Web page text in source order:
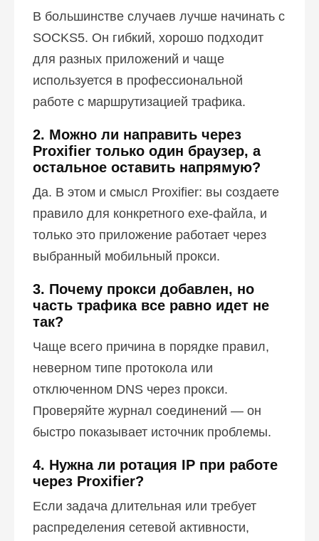
В большинстве случаев лучше начинать с
SOCKS5. Он гибкий, хорошо подходит
для разных приложений и чаще
используется в профессиональной
работе с маршрутизацией трафика.
2. Можно ли направить через
Proxifier только один браузер, а
остальное оставить напрямую?
Да. В этом и смысл Proxifier: вы создаете
правило для конкретного exe-файла, и
только это приложение работает через
выбранный мобильный прокси.
3. Почему прокси добавлен, но
часть трафика все равно идет не
так?
Чаще всего причина в порядке правил,
неверном типе протокола или
отключенном DNS через прокси.
Проверяйте журнал соединений — он
быстро показывает источник проблемы.
4. Нужна ли ротация IP при работе
через Proxifier?
Если задача длительная или требует
распределения сетевой активности,